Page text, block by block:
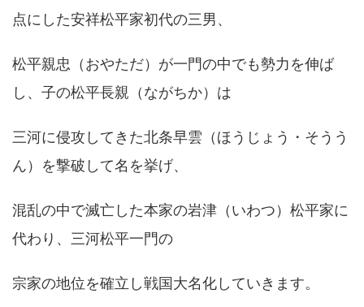
点にした安祥松平家初代の三男、
松平親忠（おやただ）が一門の中でも勢力を伸ば
し、子の松平長親（ながちか）は
三河に侵攻してきた北条早雲（ほうじょう・そうう
ん）を撃破して名を挙げ、
混乱の中で滅亡した本家の岩津（いわつ）松平家に
代わり、三河松平一門の
宗家の地位を確立し戦国大名化していきます。